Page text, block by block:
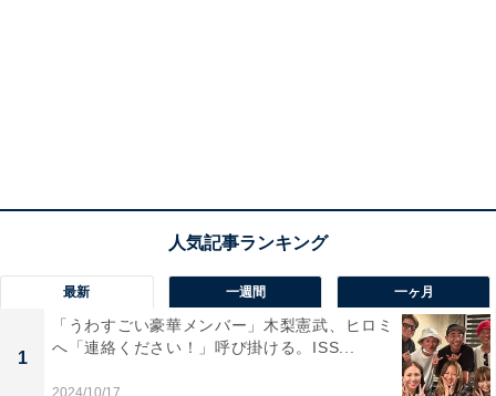
最新 一週間 一ヶ月
1
「うわすごい豪華メンバー」木梨憲武、ヒロミ
へ「連絡ください！」呼び掛ける。ISS...